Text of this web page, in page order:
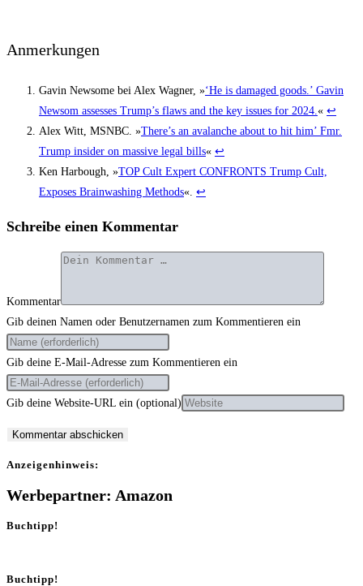
Anmer­kun­gen
Gavin News­o­me bei Alex Wag­ner, »‘He is dama­ged goods.’ Gavin
News­om asses­ses Trump’s flaws and the key issues for 2024.« ↩︎
Alex Witt, MSNBC. »There’s an ava­lan­che about to hit him’ Fmr.
Trump insi­der on mas­si­ve legal bills« ↩︎
Ken Har­bough, »TOP Cult Expert CONFRONTS Trump Cult,
Expo­ses Brain­wa­shing Methods«. ↩︎
Schreibe einen Kommentar
Kommentar
Gib deinen Namen oder Benutzernamen zum Kommentieren ein
Gib deine E-Mail-Adresse zum Kommentieren ein
Gib deine Website-URL ein (optional)
Anzei­gen­hin­weis:
Werbepartner: Amazon
Buchtipp!
Buchtipp!